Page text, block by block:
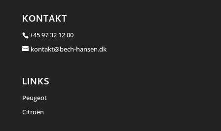
KONTAKT
+45 97 32 12 00
kontakt@bech-hansen.dk
LINKS
Peugeot
Citroën